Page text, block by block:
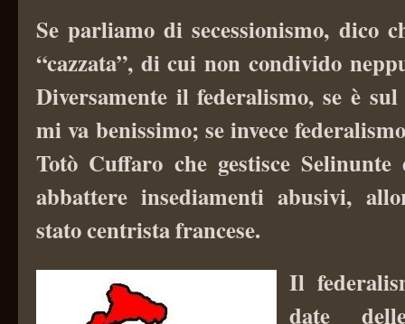
Se parliamo di secessionismo, dico
“cazzata”, di cui non condivido
Diversamente il federalismo, se è sul
mi va benissimo; se invece
Totò Cuffaro che gestisce
abbattere insediamenti abusivi,
stato centrista francese.
Il
date